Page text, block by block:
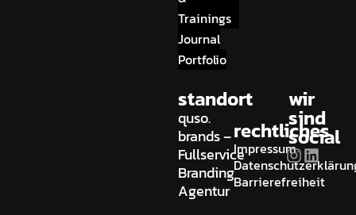
Trainings
Journal
Portfolio
standort
quso.
brands –
Fullservice
Branding
Agentur
rechtliches
Impressum
Barrierefreiheit
wir
sind
social